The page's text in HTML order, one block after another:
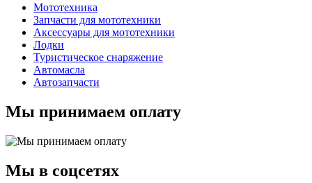
Мототехника
Запчасти для мототехники
Аксессуары для мототехники
Лодки
Туристическое снаряжение
Автомасла
Автозапчасти
Мы принимаем оплату
Мы в соцсетях